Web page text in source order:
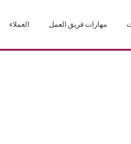
مهارات فريق العمل العملاء